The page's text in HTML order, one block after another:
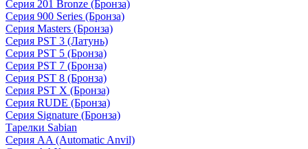
Серия 201 Bronze (Бронза)
Серия 900 Series (Бронза)
Серия Masters (Бронза)
Серия PST 3 (Латунь)
Серия PST 5 (Бронза)
Серия PST 7 (Бронза)
Серия PST 8 (Бронза)
Серия PST X (Бронза)
Серия RUDE (Бронза)
Серия Signature (Бронза)
Тарелки Sabian
Серия AA (Automatic Anvil)